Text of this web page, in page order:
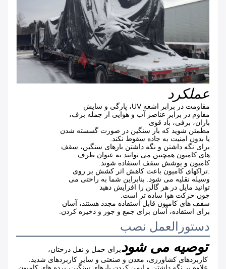
عملکرد
مقاومت در برابر اشعه UV، پارگی و سایش
مقاوم در برابر عناصر آب و هوایی از جمله برف،
باران، برفی، باد قوی
مطمئن شوید که بار سنگین در صورت گسسته شدن
یا بدون امنیت به جاده سقوط نکند.
برای نگه داشتن و نگه داشتن بارهای سنگین، سقف
های کامیون همچنین می توانند به عنوان طرف
کامیون و پوشش سقف استفاده شوند.
.تراکهای کامیون باعث کاهش اثر کشش بر روی
وسیله نقلیه می شود. بنابراین شما به راحتی می
توانید مایل در هر گالن را افزایش دهید
چون حرکت هوا ساده تر است.
سقف های کامیون قابل استفاده مجدد هستند، آسان
برای استفاده، آسان برای جمع و جور و ذخیره کردن.
دستورالعمل نصب
توصیه می شود